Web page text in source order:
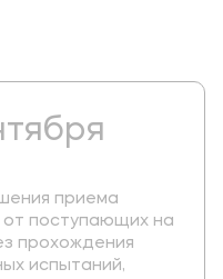
приема
от поступающих на
прохождения
испытаний,